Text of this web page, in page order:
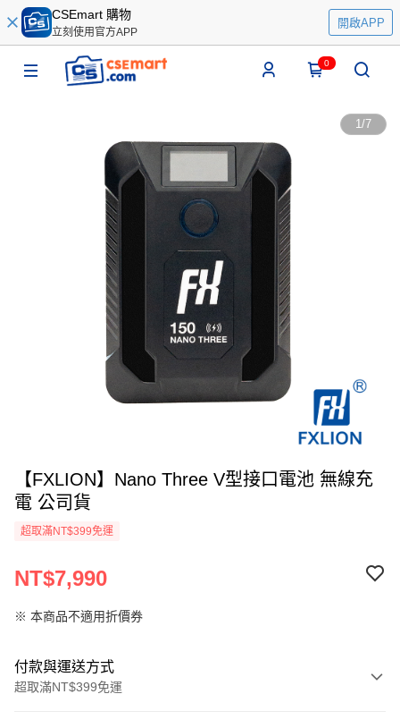
CSEmart 購物
立刻使用官方APP
開啟APP
0
1/7
【FXLION】Nano Three V型接口電池 無線充
電 公司貨
超取滿NT$399免運
NT$7,990
※ 本商品不適用折價券
付款與運送方式
超取滿NT$399免運